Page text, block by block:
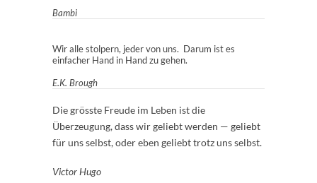
Bambi
Wir alle stolpern, jeder von uns. Darum ist es
einfacher Hand in Hand zu gehen.
E.K. Brough
Die grösste Freude im Leben ist die
Überzeugung, dass wir geliebt werden — geliebt
für uns selbst, oder eben geliebt trotz uns selbst.
Victor Hugo